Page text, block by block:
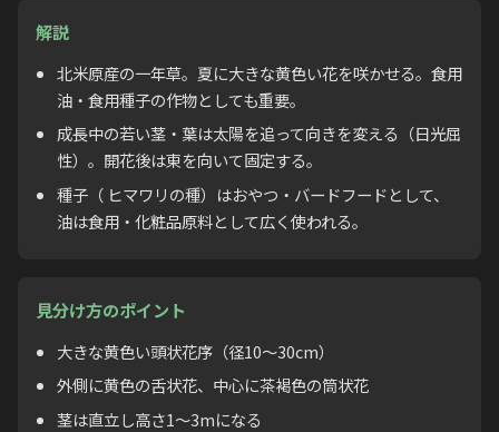
解説
北米原産の一年草。夏に大きな黄色い花を咲かせる。食用
油・食用種子の作物としても重要。
成長中の若い茎・葉は太陽を追って向きを変える（日光屈
性）。開花後は東を向いて固定する。
種子（ ヒマワリの種）はおやつ・バードフードとして、
油は食用・化粧品原料として広く使われる。
見分け方のポイント
大きな黄色い頭状花序（径10〜30cm）
外側に黄色の舌状花、中心に茶褐色の筒状花
茎は直立し高さ1〜3mになる